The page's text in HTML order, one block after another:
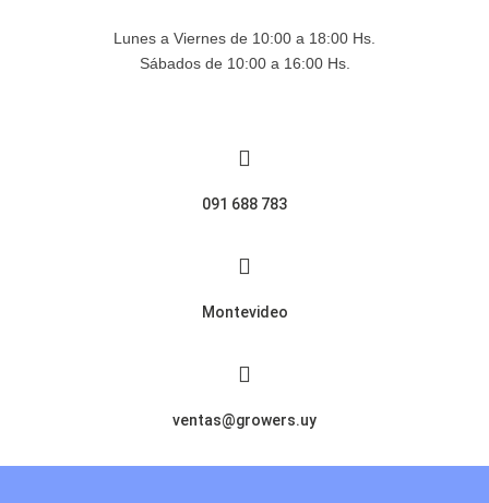
Lunes a Viernes de 10:00 a 18:00 Hs.
Sábados de 10:00 a 16:00 Hs.
091 688 783
Montevideo
ventas@growers.uy